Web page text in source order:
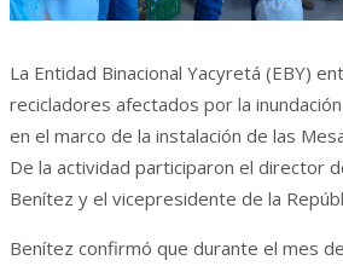
La Entidad Binacional Yacyretá (EBY)
recicladores afectados por la
en el marco de la instalación de las
De la actividad participaron el director
Benítez y el vicepresidente de la
Benítez confirmó que durante el mes